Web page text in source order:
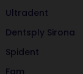
Ultradent
Dentsply Sirona
Spident
Fgm